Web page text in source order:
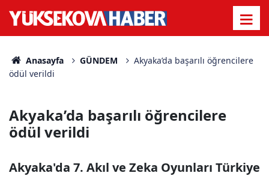
Anasayfa GÜNDEM
Akyaka’da başarılı öğrencilere
ödül verildi
Akyaka’da başarılı öğrencilere
ödül verildi
Akyaka'da 7. Akıl ve Zeka Oyunları Türkiye